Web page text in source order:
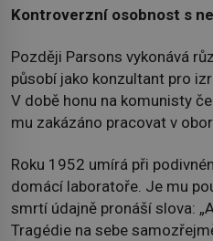
Kontroverzní osobnost s
Později Parsons vykonává
působí jako konzultant pro
V době honu na komunisty
mu zakázáno pracovat v
Roku 1952 umírá při
domácí laboratoře. Je mu
smrtí údajně pronáší slova:
Tragédie na sebe